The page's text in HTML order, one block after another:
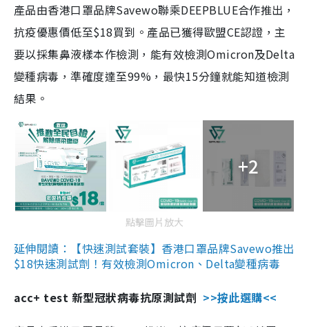
產品由香港口罩品牌Savewo聯乘DEEPBLUE合作推出，
抗疫優惠價低至$18買到。產品已獲得歐盟CE認證，主
要以採集鼻液樣本作檢測，能有效檢測Omicron及Delta
變種病毒，準確度達至99%，最快15分鐘就能知道檢測
結果。
+2
點擊圖片放大
延伸閱讀：【快速測試套裝】香港口罩品牌Savewo推出
$18快速測試劑！有效檢測Omicron、Delta變種病毒
acc+ test 新型冠狀病毒抗原測試劑 >>按此選購<<